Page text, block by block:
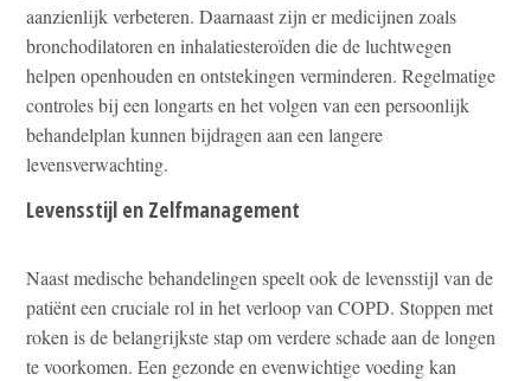
aanzienlijk verbeteren. Daarnaast zijn er medicijnen zoals
bronchodilatoren en inhalatiesteroïden die de luchtwegen
helpen openhouden en ontstekingen verminderen. Regelmatige
controles bij een longarts en het volgen van een persoonlijk
behandelplan kunnen bijdragen aan een langere
levensverwachting.
Levensstijl en Zelfmanagement
Naast medische behandelingen speelt ook de levensstijl van de
patiënt een cruciale rol in het verloop van COPD. Stoppen met
roken is de belangrijkste stap om verdere schade aan de longen
te voorkomen. Een gezonde en evenwichtige voeding kan